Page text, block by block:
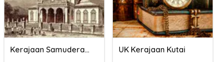
Kerajaan Samudera Pasai UK Kerajaan Kutai